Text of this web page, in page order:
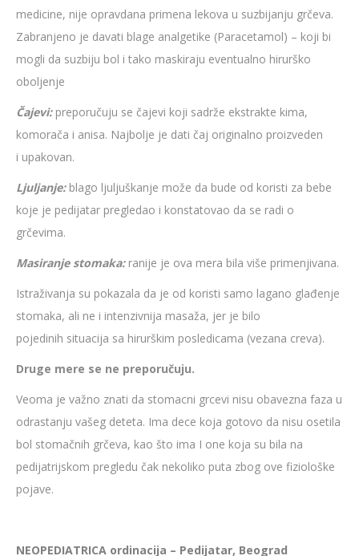
medicine, nije opravdana primena lekova u suzbijanju grčeva.
Zabranjeno je davati blage analgetike (Paracetamol) – koji bi
mogli da suzbiju bol i tako maskiraju eventualno hirurško
oboljenje
Čajevi: preporučuju se čajevi koji sadrže ekstrakte kima,
komorača i anisa. Najbolje je dati čaj originalno proizveden
i upakovan.
Ljuljanje: blago ljuljuškanje može da bude od koristi za bebe
koje je pedijatar pregledao i konstatovao da se radi o
grčevima.
Masiranje stomaka: ranije je ova mera bila više primenjivana.
Istraživanja su pokazala da je od koristi samo lagano glađenje
stomaka, ali ne i intenzivnija masaža, jer je bilo
pojedinih situacija sa hirurškim posledicama (vezana creva).
Druge mere se ne preporučuju.
Veoma je važno znati da stomacni grcevi nisu obavezna faza u
odrastanju vašeg deteta. Ima dece koja gotovo da nisu osetila
bol stomačnih grčeva, kao što ima I one koja su bila na
pedijatrijskom pregledu čak nekoliko puta zbog ove fiziološke
pojave.
NEOPEDIATRICA ordinacija – Pedijatar, Beograd